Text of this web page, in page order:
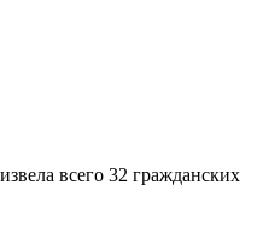
всего 32 гражданских